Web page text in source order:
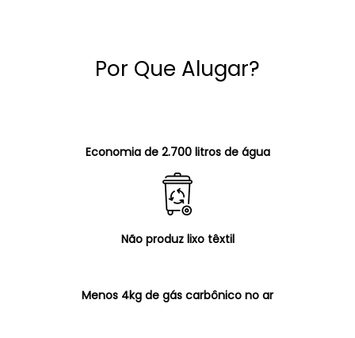
Por Que Alugar?
Economia de 2.700 litros de água
Não produz lixo têxtil
Menos 4kg de gás carbônico no ar